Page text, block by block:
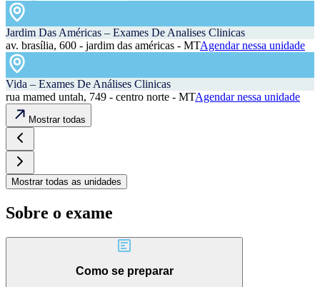
Jardim Das Américas – Exames De Analises Clinicas
av. brasília, 600 - jardim das américas - MTAgendar nessa unidade
Vida – Exames De Análises Clinicas
rua mamed untah, 749 - centro norte - MTAgendar nessa unidade
Mostrar todas
Mostrar todas as unidades
Sobre o exame
Como se preparar